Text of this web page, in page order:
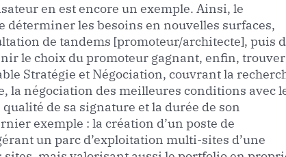
en est encore un exemple. Ainsi, le
déterminer les besoins en nouvelles surfaces,
de tandems [promoteur/architecte], puis
le choix du promoteur gagnant, enfin,
Stratégie et Négociation, couvrant la
la négociation des meilleures conditions avec
de sa signature et la durée de son
exemple : la création d’un poste de
un parc d’exploitation multi-sites d’une